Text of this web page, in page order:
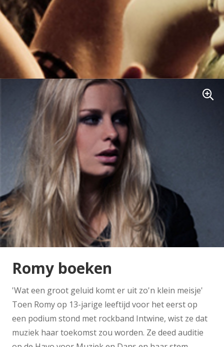
Romy boeken
'Wat een groot geluid komt er uit zo'n klein meisje'
Toen Romy op 13-jarige leeftijd voor het eerst op
een podium stond met rockband Intwine, wist ze dat
muziek haar toekomst zou worden. Ze deed auditie